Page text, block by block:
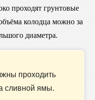
проходят грунтовые
колодца можно за
диаметра.
проходить
сливной ямы.